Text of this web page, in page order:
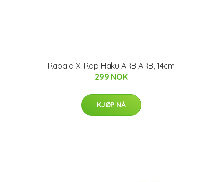
Rapala X-Rap Haku ARB ARB, 14cm
299 NOK
KJØP NÅ